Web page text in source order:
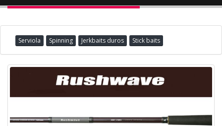
Serviola Spinning Jerkbaits duros Stick baits